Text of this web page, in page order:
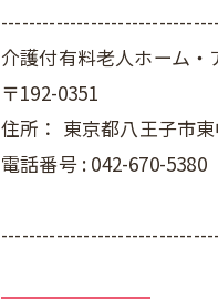
介護付有料老人ホーム
〒192-0351
住所： 東京都八王子市
電話番号 : 042-670-5380